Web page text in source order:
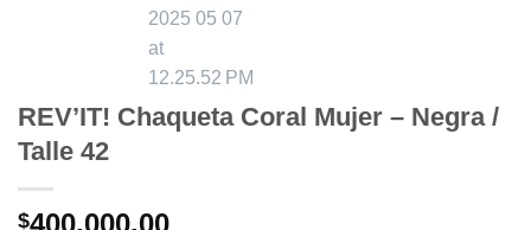
REV’IT! Chaqueta Coral Mujer – Negra /
Talle 42
$400,000.00